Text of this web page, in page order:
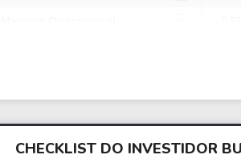
CHECKLIST DO INVESTIDOR